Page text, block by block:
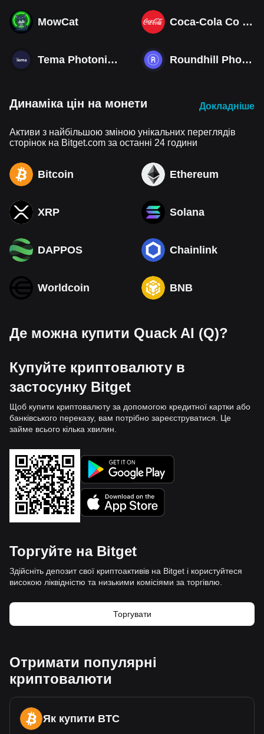
MowCat Coca-Cola Co (Derivatives)
Tema Photonics & Optical ETF Roundhill Photonics & Optics ETF
Динаміка цін на монети Докладніше
Активи з найбільшою зміною унікальних переглядів
сторінок на Bitget.com за останні 24 години
Bitcoin Ethereum
XRP Solana
DAPPOS Chainlink
Worldcoin BNB
Де можна купити Quack AI (Q)?
Купуйте криптовалюту в
застосунку Bitget
Щоб купити криптовалюту за допомогою кредитної картки або
банківського переказу, вам потрібно зареєструватися. Це
займе всього кілька хвилин.
Торгуйте на Bitget
Здійсніть депозит свої криптоактивів на Bitget і користуйтеся
високою ліквідністю та низькими комісіями за торгівлю.
Торгувати
Отримати популярні
криптовалюти
Як купити BTC